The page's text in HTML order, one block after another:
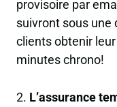
provisoire par
suivront sous une
clients obtenir
minutes chrono!
2. L’assurance